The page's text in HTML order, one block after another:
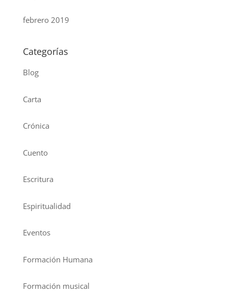
febrero 2019
Categorías
Blog
Carta
Crónica
Cuento
Escritura
Espiritualidad
Eventos
Formación Humana
Formación musical